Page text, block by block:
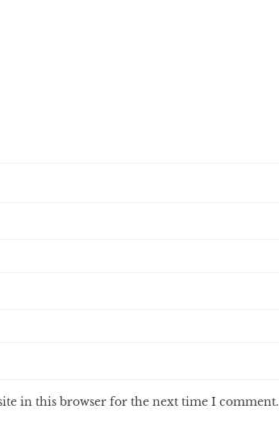
in this browser for the next time I comment.